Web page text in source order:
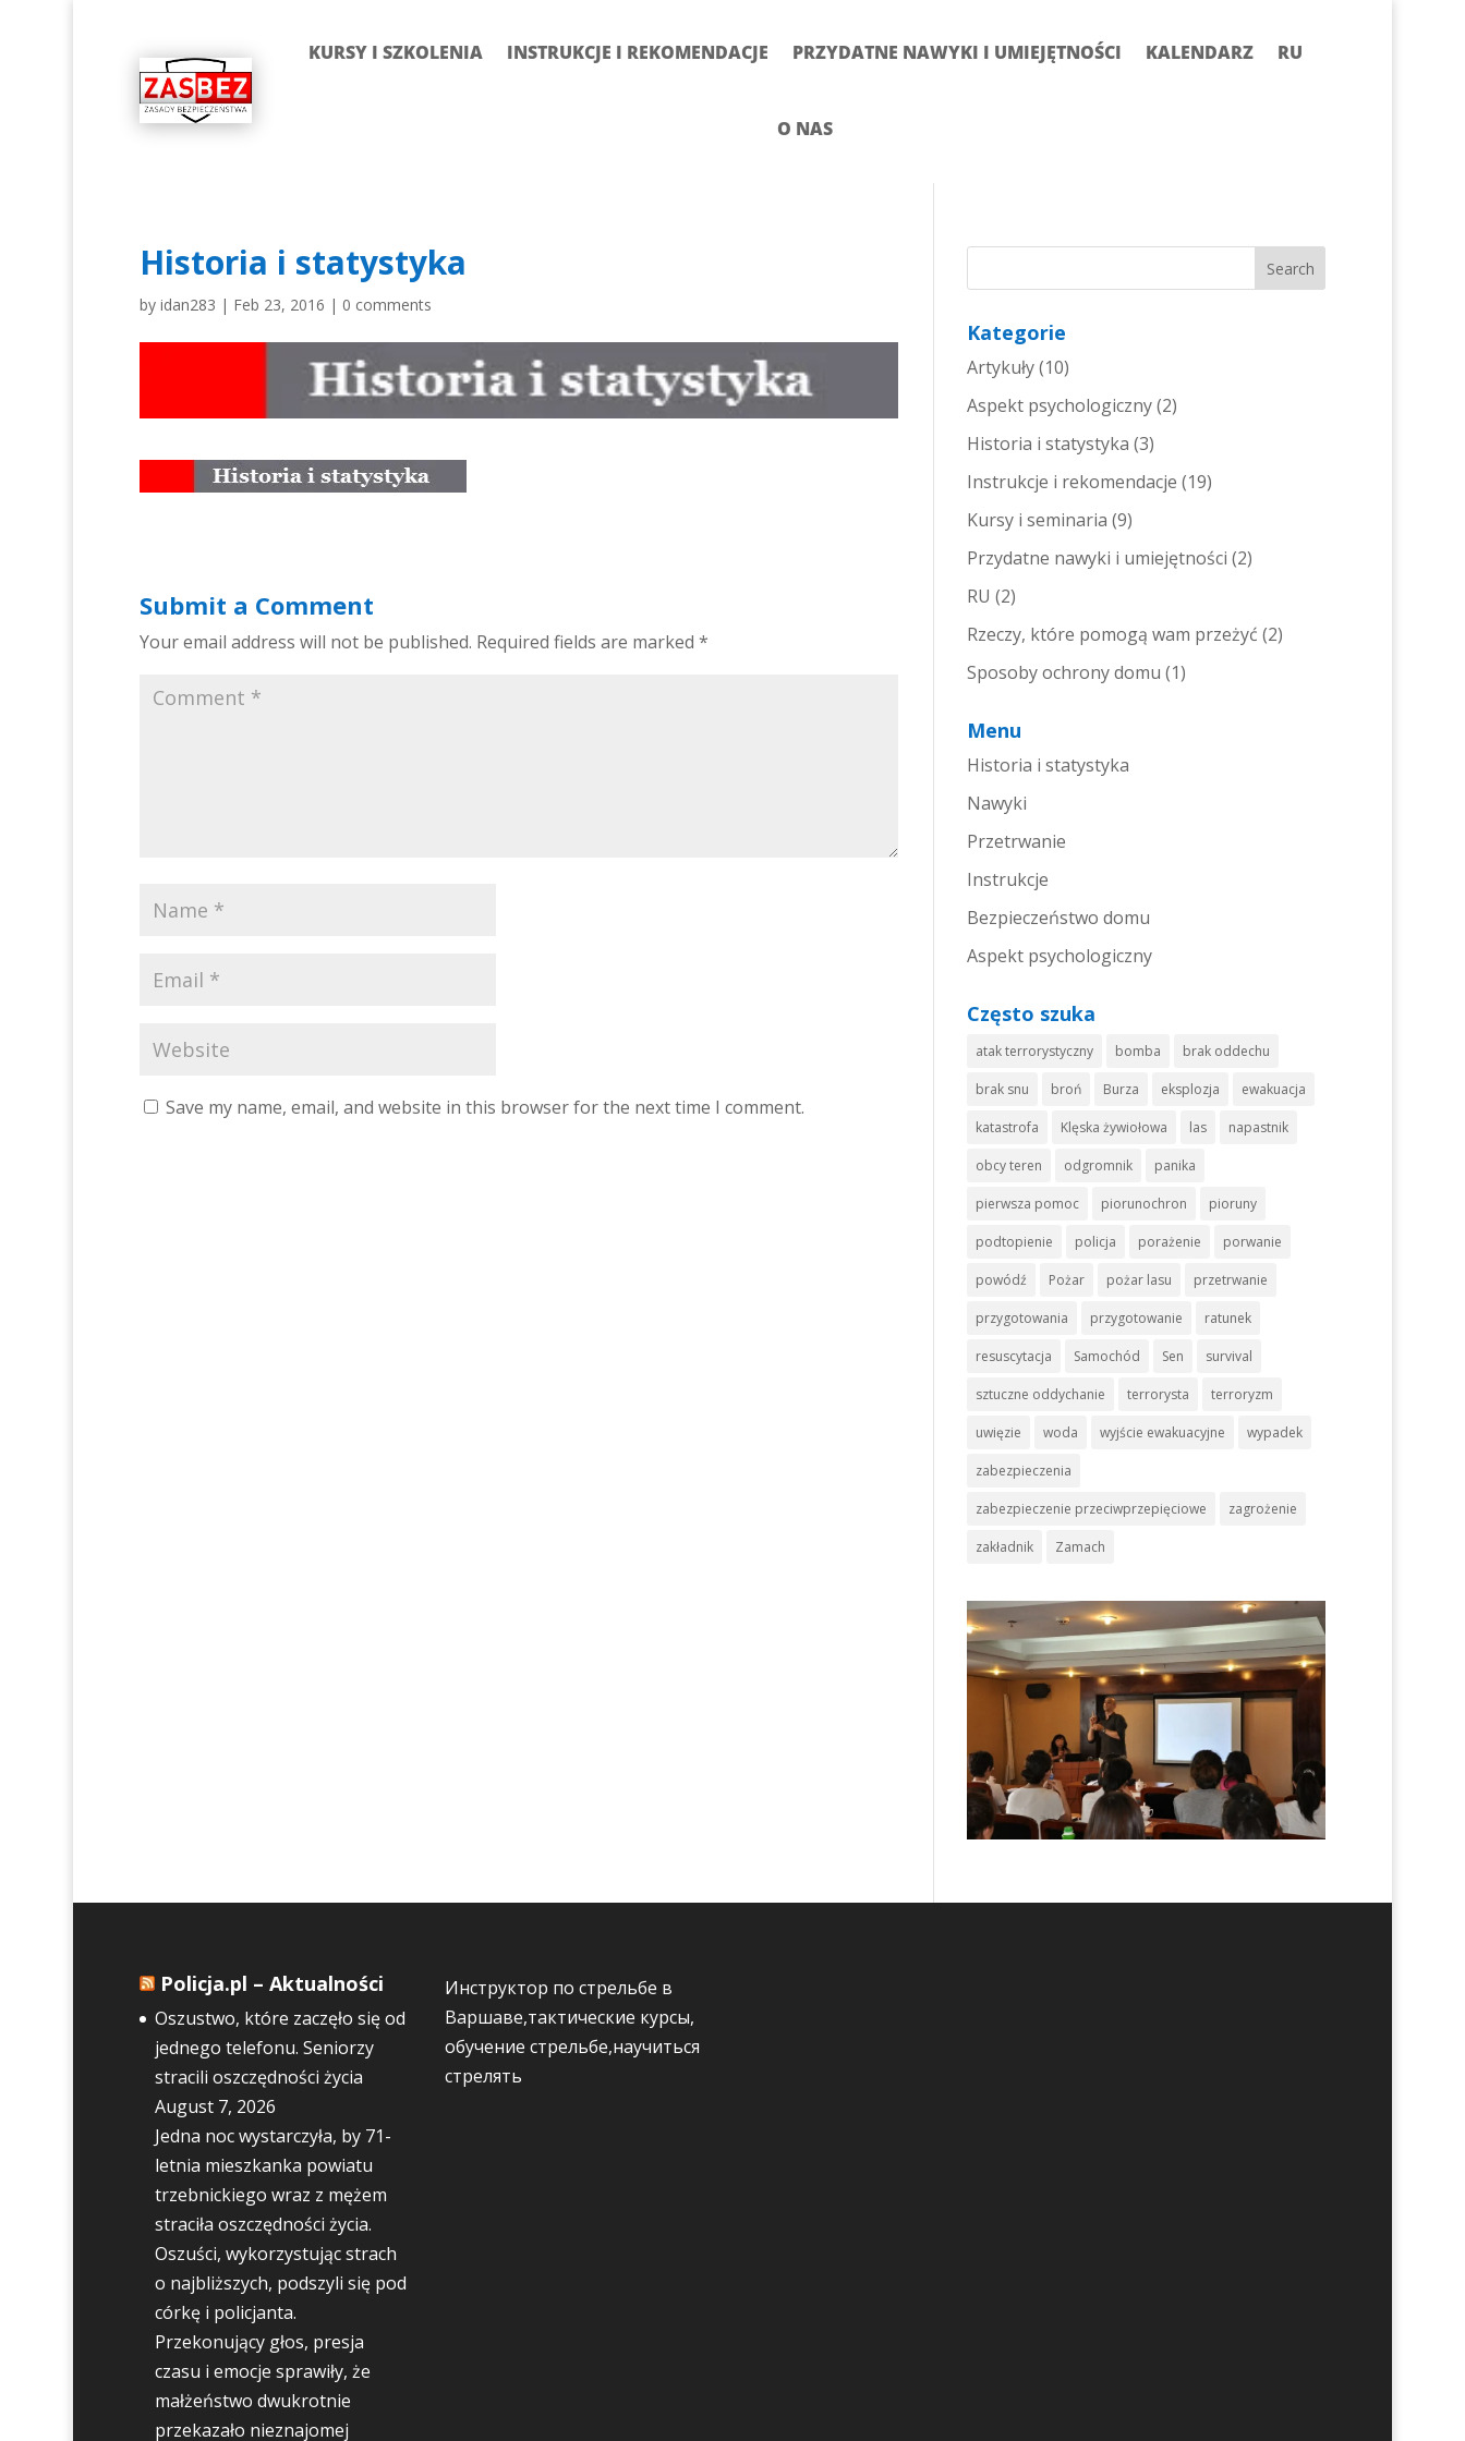
KURSY I SZKOLENIA INSTRUKCJE I REKOMENDACJE PRZYDATNE NAWYKI I UMIEJĘTNOŚCI KALENDARZ RU
O NAS
Historia i statystyka
by idan283 | Feb 23, 2016 | 0 comments
Submit a Comment
Your email address will not be published. Required fields are marked *
Save my name, email, and website in this browser for the next time I comment.
Kategorie
Artykuły(10)
Aspekt psychologiczny(2)
Historia i statystyka (3)
Instrukcje i rekomendacje (19)
Kursy i seminaria (9)
Przydatne nawyki i umiejętności (2)
RU (2)
Rzeczy, które pomogą wam przeżyć (2)
Sposoby ochrony domu (1)
Menu
Historia i statystyka
Nawyki
Przetrwanie
Instrukcje
Bezpieczeństwo domu
Aspekt psychologiczny
Często szuka
atak terrorystyczny bomba brak oddechu
brak snu broń Burza eksplozja ewakuacja
katastrofa Klęska żywiołowa las napastnik
obcy teren odgromnik panika
pierwsza pomoc piorunochron pioruny
podtopienie policja porażenie porwanie
powódź Pożar pożar lasu przetrwanie
przygotowania przygotowanie ratunek
resuscytacja Samochód Sen survival
sztuczne oddychanie terrorysta terroryzm
uwięzie woda wyjście ewakuacyjne wypadek
zabezpieczenia
zabezpieczenie przeciwprzepięciowe zagrożenie
zakładnik Zamach
Policja.pl – Aktualności
Oszustwo, które zaczęło się od
jednego telefonu. Seniorzy
stracili oszczędności życia
August 7, 2026
Jedna noc wystarczyła, by 71-
letnia mieszkanka powiatu
trzebnickiego wraz z mężem
straciła oszczędności życia.
Oszuści, wykorzystując strach
o najbliższych, podszyli się pod
córkę i policjanta.
Przekonujący głos, presja
czasu i emocje sprawiły, że
małżeństwo dwukrotnie
przekazało nieznajomej
Инструктор по стрельбе в
Варшаве,тактические курсы,
обучение стрельбе,научиться
стрелять